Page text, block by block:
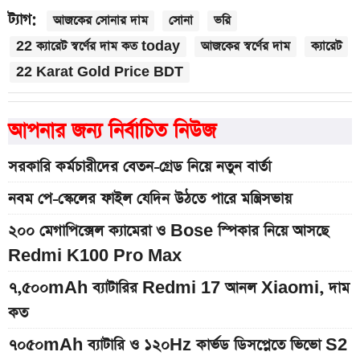
ট্যাগ: আজকের সোনার দাম সোনা
ভরি
22 ক্যারেট স্বর্ণের দাম কত today
আজকের স্বর্ণের দাম
ক্যারেট
22 Karat Gold Price BDT
আপনার জন্য নির্বাচিত নিউজ
সরকারি কর্মচারীদের বেতন-গ্রেড নিয়ে নতুন বার্তা
নবম পে-স্কেলের ফাইল যেদিন উঠতে পারে মন্ত্রিসভায়
২০০ মেগাপিক্সেল ক্যামেরা ও Bose স্পিকার নিয়ে আসছে
Redmi K100 Pro Max
৭,৫০০mAh ব্যাটারির Redmi 17 আনল Xiaomi, দাম
কত
৭০৫০mAh ব্যাটারি ও ১২০Hz কার্ভড ডিসপ্লেতে ভিভো S2